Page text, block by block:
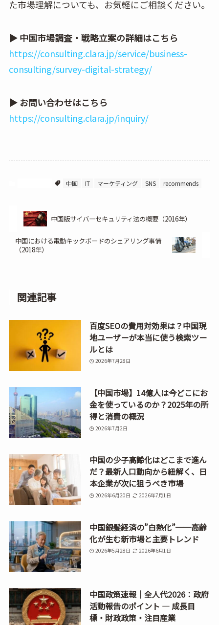
た市場理解についても、お気軽にご相談ください。
▶ 中国市場調査・戦略立案の詳細はこちら
https://consulting.clara.jp/service/business-
consulting/survey-digital-strategy/
▶ お問い合わせはこちら
https://consulting.clara.jp/inquiry/
中国 IT マーケティング SNS recommends
中国版サイバーセキュリティ法の概要（2016年）
中国における電動キックボードのシェアリング事情
（2018年）
関連記事
百度SEOの費用対効果は？中国現
地ユーザーが本当に使う検索ツー
ルとは
2026年7月28日
【中国市場】14億人は今どこにお
金を使っているのか？2025年の所
得と消費の概況
2026年7月2日
中国の少子高齢化はどこまで進ん
だ？最新人口動向から紐解く、日
本企業が次に狙うべき市場
2026年6月20日 2026年7月1日
中国銀髪経済の”白熱化”──高齢
化が生む新市場と主要トレンド
2026年5月28日 2026年6月1日
中国政策速報｜全人代2026：政府
活動報告のポイント ― 成長目
標・財政政策・注目産業